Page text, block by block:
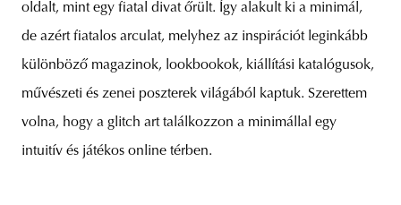
oldalt, mint egy fiatal divat őrült. Így alakult ki a minimál,
de azért fiatalos arculat, melyhez az inspirációt leginkább
különböző magazinok, lookbookok, kiállítási katalógusok,
művészeti és zenei poszterek világából kaptuk. Szerettem
volna, hogy a glitch art találkozzon a minimállal egy
intuitív és játékos online térben.